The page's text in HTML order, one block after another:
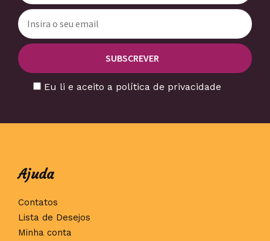
Eu li e aceito a política de privacidade
Ajuda
Contatos
Lista de Desejos
Minha conta